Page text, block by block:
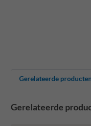
Gerelateerde producten
Gerelateerde